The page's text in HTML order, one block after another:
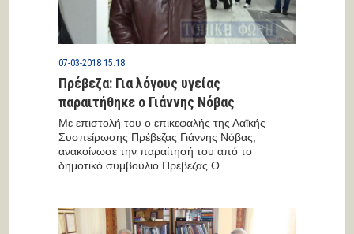
07-03-2018 15:18
Πρέβεζα: Για λόγους υγείας
παραιτήθηκε ο Γιάννης Νόβας
Με επιστολή του ο επικεφαλής της Λαϊκής
Συσπείρωσης Πρέβεζας Γιάννης Νόβας,
ανακοίνωσε την παραίτησή του από το
δημοτικό συμβούλιο Πρέβεζας.Ο...